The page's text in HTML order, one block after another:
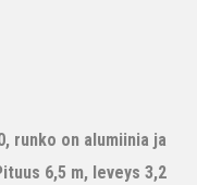
runko on alumiinia ja
6,5 m, leveys 3,2